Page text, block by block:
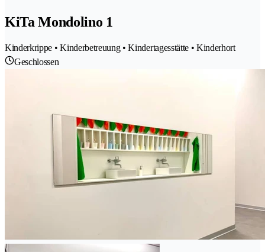
KiTa Mondolino 1
Kinderkrippe • Kinderbetreuung • Kindertagesstätte • Kinderhort
Geschlossen